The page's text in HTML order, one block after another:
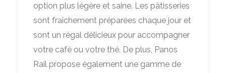
option plus légère et saine. Les pâtisseries
sont fraîchement préparées chaque jour et
sont un régal délicieux pour accompagner
votre café ou votre thé. De plus, Panos
Rail propose également une gamme de